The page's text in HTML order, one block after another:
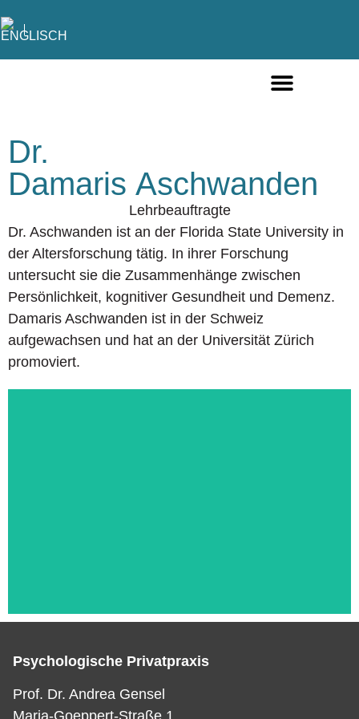
Dr.
Damaris Aschwanden
Lehrbeauftragte
Dr. Aschwanden ist an der Florida State University in
der Altersforschung tätig. In ihrer Forschung
untersucht sie die Zusammenhänge zwischen
Persönlichkeit, kognitiver Gesundheit und Demenz.
Damaris Aschwanden ist in der Schweiz
aufgewachsen und hat an der Universität Zürich
promoviert.
Das ist die Überschrift
Psychologische Privatpraxis
Prof. Dr. Andrea Gensel